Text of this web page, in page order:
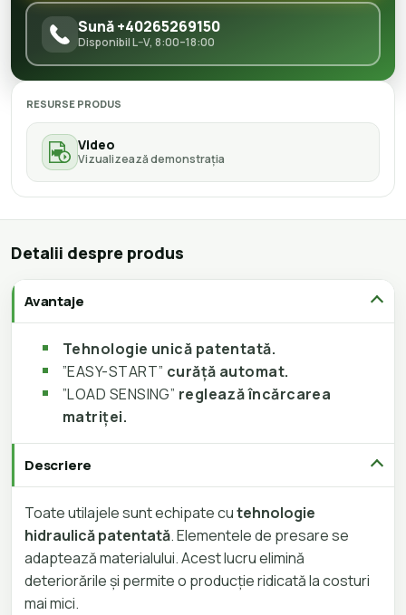
Sună +40265269150
Disponibil L–V, 8:00–18:00
RESURSE PRODUS
Video
Vizualizează demonstrația
Detalii despre produs
Avantaje
Tehnologie unică patentată.
”EASY-START” curăță automat.
”LOAD SENSING” reglează încărcarea
matriței.
Descriere
Toate utilajele sunt echipate cutehnologie
hidraulică patentată. Elementele de presare se
adaptează materialului. Acest lucru elimină
deteriorările și permite o producție ridicată la costuri
mai mici.